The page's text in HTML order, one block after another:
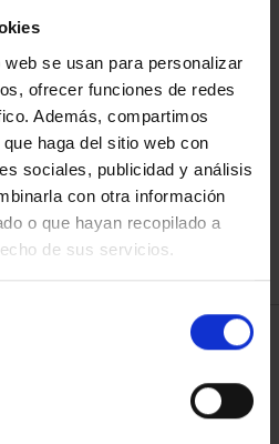
se usan para personalizar
ofrecer funciones de redes
Además, compartimos
haga del sitio web con
sociales, publicidad y análisis
con otra información
o que hayan recopilado a
de sus servicios.